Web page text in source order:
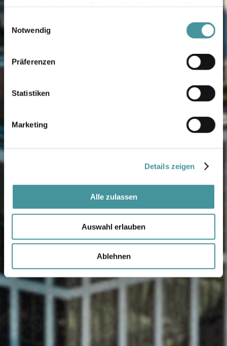
Notwendig
Präferenzen
Statistiken
Marketing
Details zeigen
Alle zulassen
Auswahl erlauben
Ablehnen